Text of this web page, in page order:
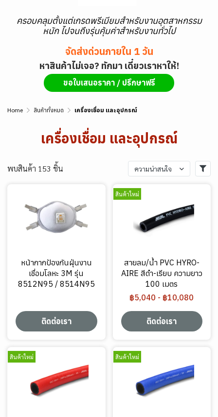
ครอบคลุมตั้งแต่เกรดพรีเมียมสำหรับงานอุตสาหกรรม
หนัก ไปจนถึงรุ่นคุ้มค่าสำหรับงานทั่วไป
จัดส่งด่วนภายใน 1 วัน
หาสินค้าไม่เจอ? ทักมา เดี๋ยวเราหาให้!
ขอใบเสนอราคา / ปรึกษาฟรี
Home สินค้าทั้งหมด เครื่องเชื่อม และอุปกรณ์
เครื่องเชื่อม และอุปกรณ์
พบสินค้า 153 ชิ้น ความน่าสนใจ
หน้ากากป้องกันฝุ่นงาน
เชื่อมโลหะ 3M รุ่น
8512N95 / 8514N95
ติดต่อเรา
สินค้าใหม่
สายลม/น้ำ PVC HYRO-
AIRE สีดำ-เรียบ ความยาว
100 เมตร
฿5,040 - ฿10,080
ติดต่อเรา
สินค้าใหม่ สินค้าใหม่